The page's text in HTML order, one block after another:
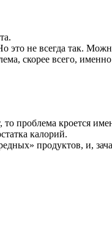
не всегда так.
скорее всего,
проблема кроется
калорий.
продуктов, и,